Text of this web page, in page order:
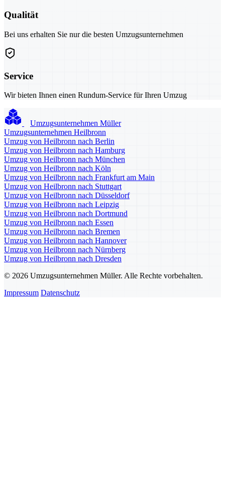
Qualität
Bei uns erhalten Sie nur die besten Umzugsunternehmen
Service
Wir bieten Ihnen einen Rundum-Service für Ihren Umzug
Umzugsunternehmen Müller
Umzugsunternehmen Heilbronn
Umzug von Heilbronn nach Berlin
Umzug von Heilbronn nach Hamburg
Umzug von Heilbronn nach München
Umzug von Heilbronn nach Köln
Umzug von Heilbronn nach Frankfurt am Main
Umzug von Heilbronn nach Stuttgart
Umzug von Heilbronn nach Düsseldorf
Umzug von Heilbronn nach Leipzig
Umzug von Heilbronn nach Dortmund
Umzug von Heilbronn nach Essen
Umzug von Heilbronn nach Bremen
Umzug von Heilbronn nach Hannover
Umzug von Heilbronn nach Nürnberg
Umzug von Heilbronn nach Dresden
© 2026 Umzugsunternehmen Müller. Alle Rechte vorbehalten.
Impressum Datenschutz